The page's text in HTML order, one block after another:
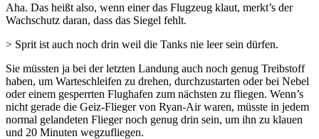
Aha. Das heißt also, wenn einer das Flugzeug klaut, merkt’s der
Wachschutz daran, dass das Siegel fehlt.
> Sprit ist auch noch drin weil die Tanks nie leer sein dürfen.
Sie müssten ja bei der letzten Landung auch noch genug Treibstoff
haben, um Warteschleifen zu drehen, durchzustarten oder bei Nebel
oder einem gesperrten Flughafen zum nächsten zu fliegen. Wenn’s
nicht gerade die Geiz-Flieger von Ryan-Air waren, müsste in jedem
normal gelandeten Flieger noch genug drin sein, um ihn zu klauen
und 20 Minuten wegzufliegen.